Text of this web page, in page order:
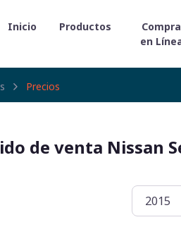
Inicio Productos
Compra
en
Precios
de venta Nissan